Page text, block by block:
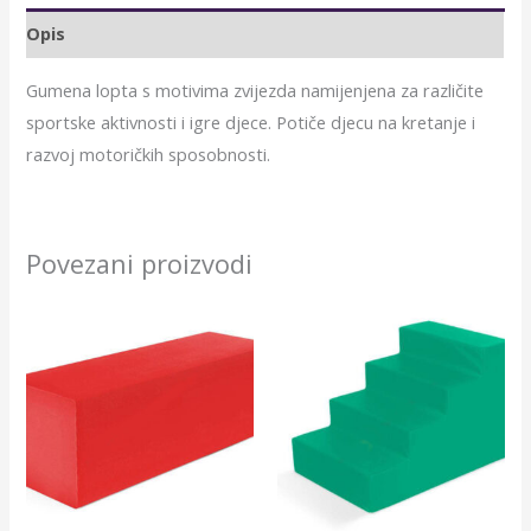
Opis
Gumena lopta s motivima zvijezda namijenjena za različite
sportske aktivnosti i igre djece. Potiče djecu na kretanje i
razvoj motoričkih sposobnosti.
Povezani proizvodi